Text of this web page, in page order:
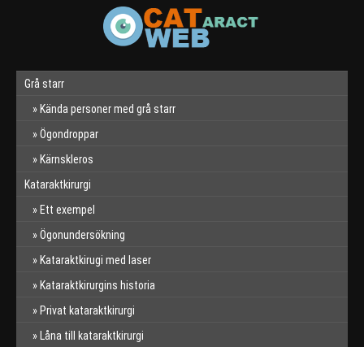
Grå starr
Kända personer med grå starr
Ögondroppar
Kärnskleros
Kataraktkirurgi
Ett exempel
Ögonundersökning
Kataraktkirugi med laser
Kataraktkirurgins historia
Privat kataraktkirurgi
Låna till kataraktkirurgi